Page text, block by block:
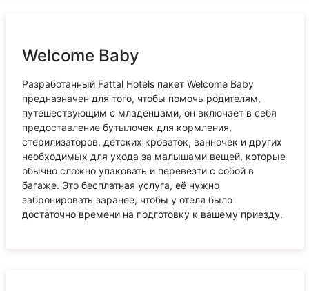
Welcome Baby
Разработанный Fattal Hotels пакет Welcome Baby
предназначен для того, чтобы помочь родителям,
путешествующим с младенцами, он включает в себя
предоставление бутылочек для кормления,
стерилизаторов, детских кроваток, ванночек и других
необходимых для ухода за малышами вещей, которые
обычно сложно упаковать и перевезти с собой в
багаже. Это бесплатная услуга, её нужно
забронировать заранее, чтобы у отеля было
достаточно времени на подготовку к вашему приезду.